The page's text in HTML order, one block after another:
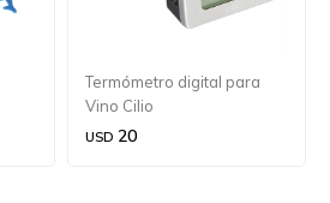
Termómetro digital para
Vino Cilio
USD 20